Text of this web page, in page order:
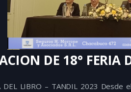
DE 18° FERIA
DEL LIBRO – TANDIL 2023 Desde